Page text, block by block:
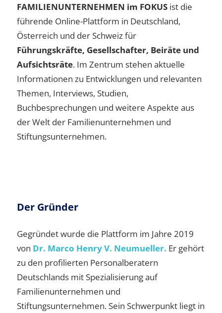
FAMILIENUNTERNEHMEN im FOKUS ist die
führende Online-Plattform in Deutschland,
Österreich und der Schweiz für
Führungskräfte, Gesellschafter, Beiräte und
Aufsichtsräte. Im Zentrum stehen aktuelle
Informationen zu Entwicklungen und relevanten
Themen, Interviews, Studien,
Buchbesprechungen und weitere Aspekte aus
der Welt der Familienunternehmen und
Stiftungsunternehmen.
Der Gründer
Gegründet wurde die Plattform im Jahre 2019
von Dr. Marco Henry V. Neumueller. Er gehört
zu den profilierten Personalberatern
Deutschlands mit Spezialisierung auf
Familienunternehmen und
Stiftungsunternehmen. Sein Schwerpunkt liegt in